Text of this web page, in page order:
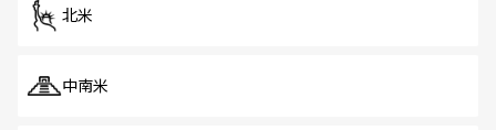
北米
中南米